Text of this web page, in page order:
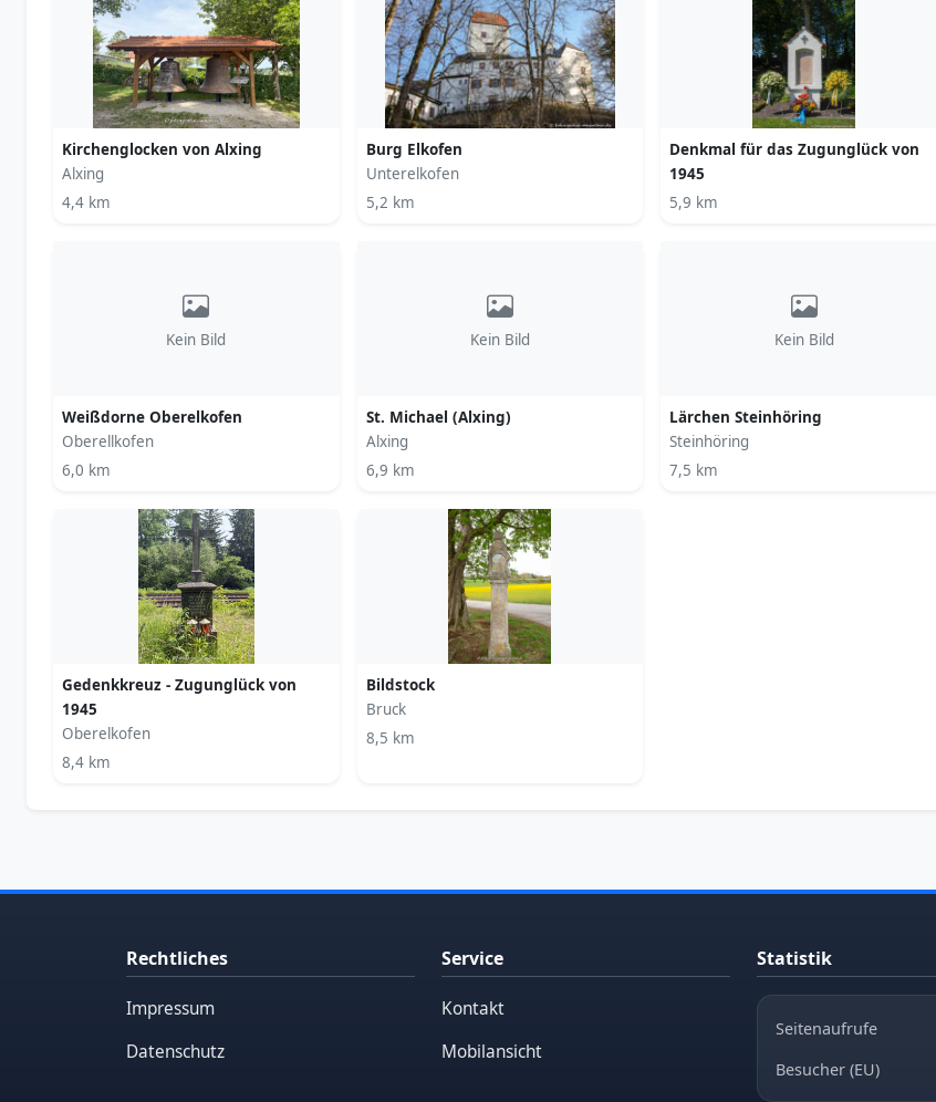
Kirchenglocken von Alxing
Alxing
4,4 km
Burg Elkofen
Unterelkofen
5,2 km
Denkmal für das Zugunglück von
1945
5,9 km
Kein Bild
Weißdorne Oberelkofen
Oberellkofen
6,0 km
Kein Bild
St. Michael (Alxing)
Alxing
6,9 km
Kein Bild
Lärchen Steinhöring
Steinhöring
7,5 km
Gedenkkreuz - Zugunglück von
1945
Oberelkofen
8,4 km
Bildstock
Bruck
8,5 km
Rechtliches
Impressum
Datenschutz
Service
Kontakt
Mobilansicht
Statistik
Seitenaufrufe
Besucher (EU)